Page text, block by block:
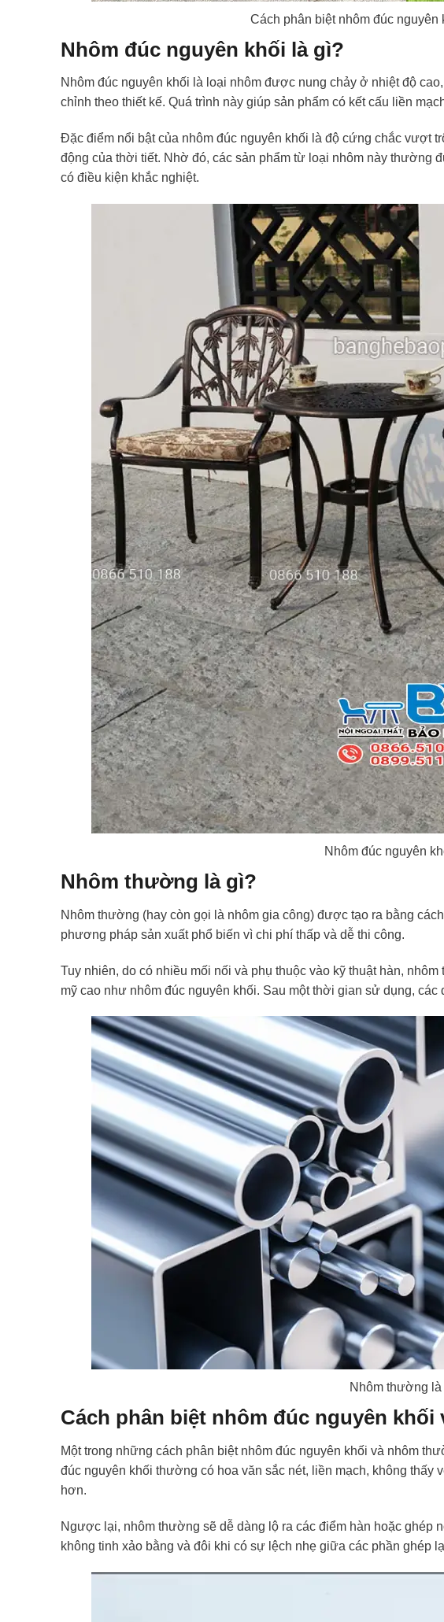
Cách phân biệt nhôm đúc
Nhôm đúc nguyên khối là gì?
Nhôm đúc nguyên khối là loại nhôm được nung chảy ở nhiệt độ
chỉnh theo thiết kế. Quá trình này giúp sản phẩm có kết cấu liền
Đặc điểm nổi bật của nhôm đúc nguyên khối là độ cứng chắc vượt
động của thời tiết. Nhờ đó, các sản phẩm từ loại nhôm này
có điều kiện khắc nghiệt.
Nhôm đúc nguyên
Nhôm thường là gì?
Nhôm thường (hay còn gọi là nhôm gia công) được tạo ra bằng
phương pháp sản xuất phổ biến vì chi phí thấp và dễ thi công.
Tuy nhiên, do có nhiều mối nối và phụ thuộc vào kỹ thuật hàn,
mỹ cao như nhôm đúc nguyên khối. Sau một thời gian sử dụng, các
Nhôm thường là
Cách phân biệt nhôm đúc nguyên
Một trong những cách phân biệt nhôm đúc nguyên khối và nhôm
đúc nguyên khối thường có hoa văn sắc nét, liền mạch, không thấy
hơn.
Ngược lại, nhôm thường sẽ dễ dàng lộ ra các điểm hàn hoặc ghép
không tinh xảo bằng và đôi khi có sự lệch nhẹ giữa các phần ghép